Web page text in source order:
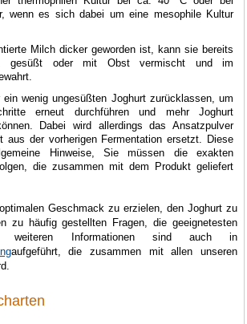
wenn es sich dabei um eine mesophile Kultur
Milch dicker geworden ist, kann sie bereits
gesüßt oder mit Obst vermischt und im
ein wenig ungesüßten Joghurt zurücklassen, um
erneut durchführen und mehr Joghurt
Dabei wird allerdings das Ansatzpulver
aus der vorherigen Fermentation ersetzt. Diese
Hinweise, Sie müssen die exakten
die zusammen mit dem Produkt geliefert
Geschmack zu erzielen, den Joghurt zu
zu häufig gestellten Fragen, die geeignetesten
weiteren Informationen sind auch in
aufgeführt, die zusammen mit allen unseren